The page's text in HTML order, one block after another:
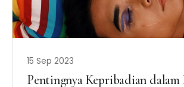
15 Sep 2023
Pentingnya Kepribadian dalam